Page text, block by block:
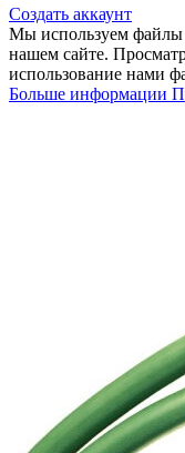
Создать аккаунт
Мы используем файлы
нашем сайте.
использование нами
Больше информации